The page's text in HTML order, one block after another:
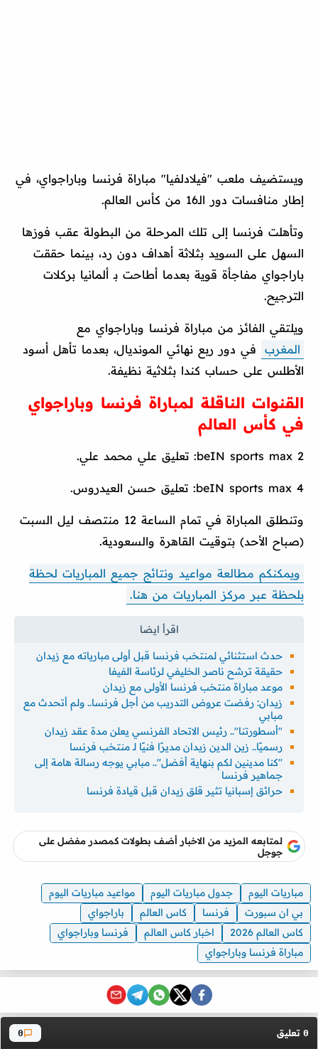
ويستضيف ملعب "فيلادلفيا" مباراة فرنسا وباراجواي، في
إطار منافسات دور الـ16 من كأس العالم.
وتأهلت فرنسا إلى تلك المرحلة من البطولة عقب فوزها
السهل على السويد بثلاثة أهداف دون رد، بينما حققت
باراجواي مفاجأة قوية بعدما أطاحت بـ ألمانيا بركلات
الترجيح.
ويلتقي الفائز من مباراة فرنسا وباراجواي مع
المغرب
في دور ربع نهائي المونديال، بعدما تأهل أسود
الأطلس على حساب كندا بثلاثية نظيفة.
القنوات الناقلة لمباراة فرنسا وباراجواي
في كأس العالم
beIN sports max 2: تعليق علي محمد علي.
beIN sports max 4: تعليق حسن العيدروس.
وتنطلق المباراة في تمام الساعة 12 منتصف ليل السبت
(صباح الأحد) بتوقيت القاهرة والسعودية.
ويمكنكم مطالعة مواعيد ونتائج جميع المباريات لحظة
بلحظة عبر مركز المباريات من هنا.
حدث استثنائي لمنتخب فرنسا قبل أولى مبارياته مع زيدان
حقيقة ترشح ناصر الخليفي لرئاسة الفيفا
موعد مباراة منتخب فرنسا الأولى مع زيدان
زيدان: رفضت عروض التدريب من أجل فرنسا.. ولم أتحدث مع
مبابي
"أسطورتنا".. رئيس الاتحاد الفرنسي يعلن مدة عقد زيدان
رسميًا.. زين الدين زيدان مديرًا فنيًا لـ منتخب فرنسا
''كنا مدينين لكم بنهاية أفضل''.. مبابي يوجه رسالة هامة إلى
جماهير فرنسا
حرائق إسبانيا تثير قلق زيدان قبل قيادة فرنسا
لمتابعه المزيد من الاخبار أضف بطولات كمصدر مفضل على
جوجل
مباريات اليوم جدول مباريات اليوم
مواعيد مباريات اليوم
بي ان سبورت
فرنسا كاس العالم
باراجواي
كاس العالم 2026
اخبار كاس العالم
فرنسا وباراجواي
مباراة فرنسا وباراجواي
0 تعليق 0